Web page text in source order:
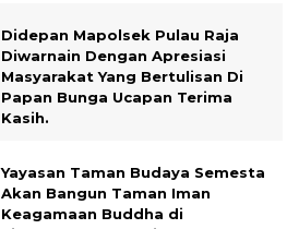
Didepan Mapolsek Pulau Raja
Diwarnain Dengan Apresiasi
Masyarakat Yang Bertulisan Di
Papan Bunga Ucapan Terima
Kasih.
Yayasan Taman Budaya Semesta
Akan Bangun Taman Iman
Keagamaan Buddha di